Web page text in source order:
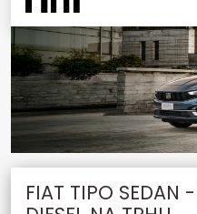
FIAT TIPO SEDAN